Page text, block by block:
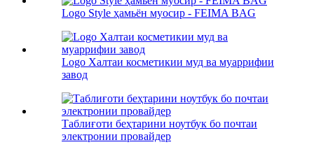
Logo Style ҳамьён муосир - FEIMA BAG
Logo Халтаи косметикии муд ва муаррифии
завод
Таблиғоти беҳтарини ноутбук бо почтаи
электронии провайдер